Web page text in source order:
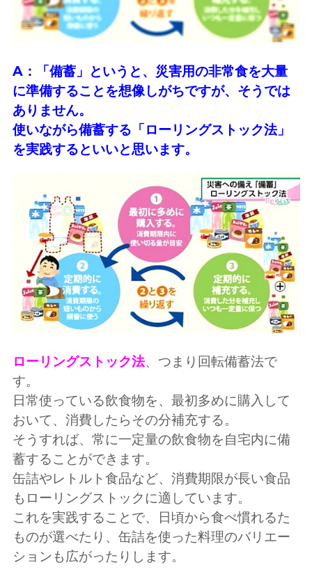
A：「備蓄」というと、災害用の非常食を大量
に準備することを想像しがちですが、そうでは
ありません。
使いながら備蓄する「ローリングストック法」
を実践するといいと思います。
ローリングストック法、つまり回転備蓄法で
す。
日常使っている飲食物を、最初多めに購入して
おいて、消費したらその分補充する。
そうすれば、常に一定量の飲食物を自宅内に備
蓄することができます。
缶詰やレトルト食品など、消費期限が長い食品
もローリングストックに適しています。
これを実践することで、日頃から食べ慣れるた
ものが選べたり、缶詰を使った料理のバリエー
ションも広がったりします。